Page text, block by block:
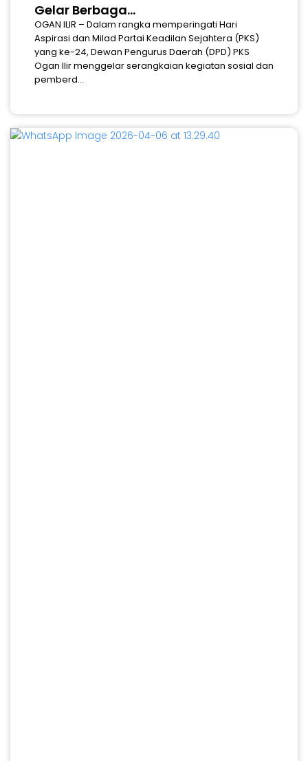
Gelar Berbaga...
OGAN ILIR – Dalam rangka memperingati Hari
Aspirasi dan Milad Partai Keadilan Sejahtera (PKS)
yang ke-24, Dewan Pengurus Daerah (DPD) PKS
Ogan Ilir menggelar serangkaian kegiatan sosial dan
pemberd...